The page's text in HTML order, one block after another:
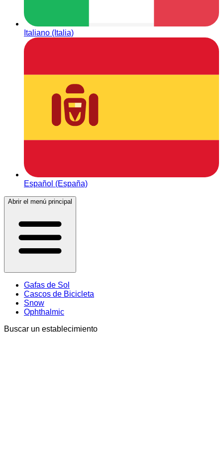
Italiano (Italia)
Español (España)
Abrir el menú principal
Gafas de Sol
Cascos de Bicicleta
Snow
Ophthalmic
Buscar un establecimiento